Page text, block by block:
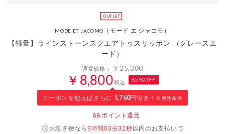
MODE ET JACOMO （モード エ ジャコモ）
【軽量】ラインストーンスクエアトゥスリッポン （グレースエ
ード）
通常価格：￥25,300
￥8,800税込 65%OFF
クーポンを使えばさらに 1,760円引き！ ※適用条件
88 ポイント還元
お急ぎ便なら9時間03分31秒以内のお支払いで